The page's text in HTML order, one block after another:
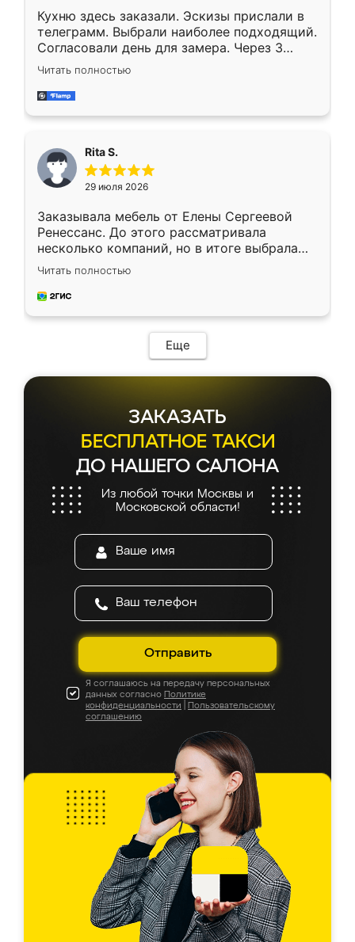
Кухню здесь заказали. Эскизы прислали в
телеграмм. Выбрали наиболее подходящий.
Согласовали день для замера. Через 3
недели кухня была уже готова. Остались
довольны работой. Спасибо Ренессанс
мебель за качественную работу!
Читать полностью
Rita S.
29 июля 2026
Заказывала мебель от Елены Сергеевой
Ренессанс. До этого рассматривала
несколько компаний, но в итоге выбрала
эту. Сначала обговорили условия, потом
приехал замерщик, всё спокойно объяснил
и снял размеры. Изготовили в срок, с
мебель сразу встала на свое место без
каких-либо доработок. Качеством осталась
довольна, все выглядит так, как и ожидала.
Читать полностью
Еще
ЗАКАЗАТЬ
БЕСПЛАТНОЕ ТАКСИ
ДО НАШЕГО САЛОНА
Из любой точки Москвы и
Московской области!
Отправить
Я соглашаюсь на передачу персональных
данных согласно Политике
конфиденциальности
Пользовательскому
соглашению